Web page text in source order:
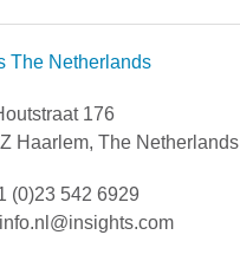
The Netherlands
176
Haarlem, The Netherlands
(0)23 542 6929